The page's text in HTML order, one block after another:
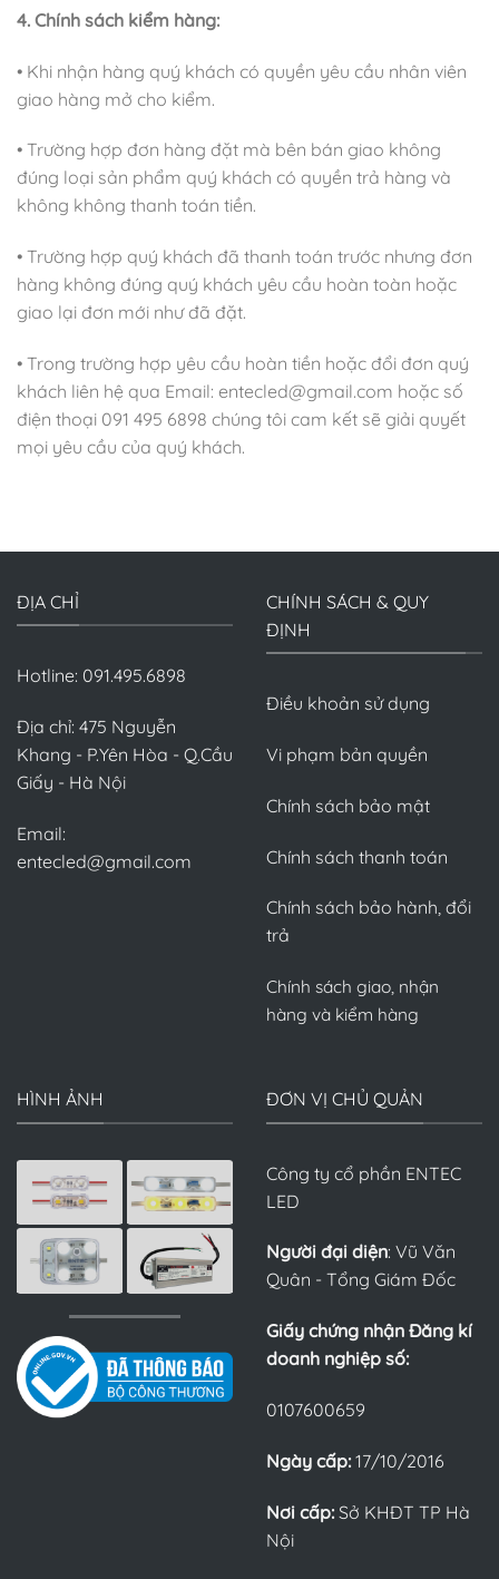
4. Chính sách kiểm hàng:
• Khi nhận hàng quý khách có quyền yêu cầu nhân viên
giao hàng mở cho kiểm.
• Trường hợp đơn hàng đặt mà bên bán giao không
đúng loại sản phẩm quý khách có quyền trả hàng và
không không thanh toán tiền.
• Trường hợp quý khách đã thanh toán trước nhưng đơn
hàng không đúng quý khách yêu cầu hoàn toàn hoặc
giao lại đơn mới như đã đặt.
• Trong trường hợp yêu cầu hoàn tiền hoặc đổi đơn quý
khách liên hệ qua Email: entecled@gmail.com hoặc số
điện thoại 091 495 6898 chúng tôi cam kết sẽ giải quyết
mọi yêu cầu của quý khách.
ĐỊA CHỈ
Hotline: 091.495.6898
Địa chỉ: 475 Nguyễn
Khang - P.Yên Hòa - Q.Cầu
Giấy - Hà Nội
Email:
entecled@gmail.com
CHÍNH SÁCH & QUY
ĐỊNH
Điều khoản sử dụng
Vi phạm bản quyền
Chính sách bảo mật
Chính sách thanh toán
Chính sách bảo hành, đổi
trả
Chính sách giao, nhận
hàng và kiểm hàng
HÌNH ẢNH ĐƠN VỊ CHỦ QUẢN
Công ty cổ phần ENTEC
LED
Người đại diện: Vũ Văn
Quân - Tổng Giám Đốc
Giấy chứng nhận Đăng kí
doanh nghiệp số:
0107600659
Ngày cấp: 17/10/2016
Nơi cấp: Sở KHĐT TP Hà
Nội